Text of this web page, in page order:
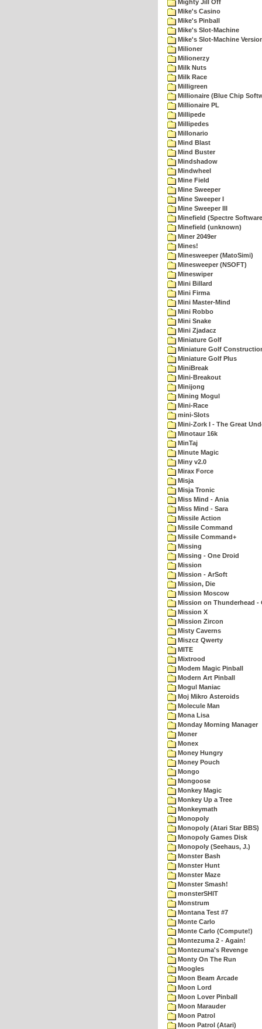
Mighty Jill Off
Mike's Casino
Mike's Pinball
Mike's Slot-Machine
Mike's Slot-Machine
Milioner
Milionerzy
Milk Nuts
Milk Race
Milligreen
Millionaire (Blue Chip
Millionaire PL
Millipede
Millipedes
Millonario
Mind Blast
Mind Buster
Mindshadow
Mindwheel
Mine Field
Mine Sweeper
Mine Sweeper I
Mine Sweeper III
Minefield (Spectre
Minefield (unknown)
Miner 2049er
Mines!
Minesweeper (MatoSimi)
Minesweeper (NSOFT)
Mineswiper
Mini Billard
Mini Firma
Mini Master-Mind
Mini Robbo
Mini Snake
Mini Zjadacz
Miniature Golf
Miniature Golf
Miniature Golf Plus
MiniBreak
Mini-Breakout
Minijong
Mining Mogul
Mini-Race
mini-Slots
Mini-Zork I - The Great
Minotaur 16k
MinTaj
Minute Magic
Miny v2.0
Mirax Force
Misja
Misja Tronic
Miss Mind - Ania
Miss Mind - Sara
Missile Action
Missile Command
Missile Command+
Missing
Missing - One Droid
Mission
Mission - ArSoft
Mission, Die
Mission Moscow
Mission on Thunderhead -
Mission X
Mission Zircon
Misty Caverns
Miszcz Qwerty
MITE
Mixtrood
Modem Magic Pinball
Modern Art Pinball
Mogul Maniac
Moj Mikro Asteroids
Molecule Man
Mona Lisa
Monday Morning Manager
Moner
Monex
Money Hungry
Money Pouch
Mongo
Mongoose
Monkey Magic
Monkey Up a Tree
Monkeymath
Monopoly
Monopoly (Atari Star BBS)
Monopoly Games Disk
Monopoly (Seehaus, J.)
Monster Bash
Monster Hunt
Monster Maze
Monster Smash!
monsterSHIT
Monstrum
Montana Test #7
Monte Carlo
Monte Carlo (Compute!)
Montezuma 2 - Again!
Montezuma's Revenge
Monty On The Run
Moogles
Moon Beam Arcade
Moon Lord
Moon Lover Pinball
Moon Marauder
Moon Patrol
Moon Patrol (Atari)